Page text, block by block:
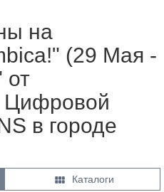
на
(29 Мая -
от
Цифровой
в городе
 Каталоги